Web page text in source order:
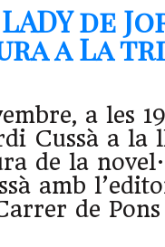
LADY de
a La
a les
Cussà a
de la
amb
de